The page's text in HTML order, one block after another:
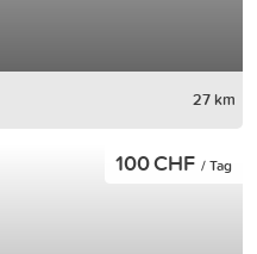
27 km
100 CHF / Tag